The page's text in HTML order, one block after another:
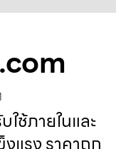
ช้ภายในและ